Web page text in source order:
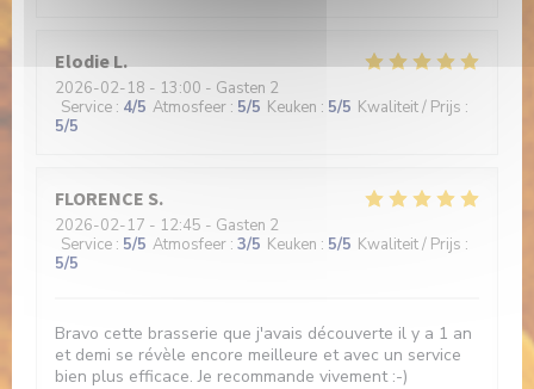
ElodieL
2026-02-18 - 13:00 - Gasten 2
Service : 4/5 Atmosfeer : 5/5 Keuken : 5/5 Kwaliteit / Prijs :
5/5
FLORENCE S
2026-02-17 - 12:45 - Gasten 2
Service : 5/5 Atmosfeer : 3/5 Keuken : 5/5 Kwaliteit / Prijs :
5/5
Bravo cette brasserie que j'avais découverte il y a 1 an
et demi se révèle encore meilleure et avec un service
bien plus efficace. Je recommande vivement :-)